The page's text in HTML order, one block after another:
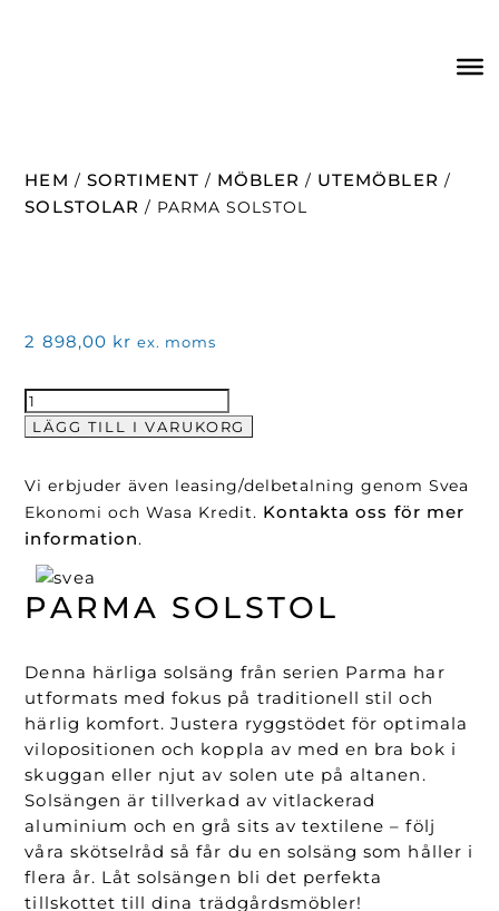
HEM / SORTIMENT / MÖBLER / UTEMÖBLER /
SOLSTOLAR / PARMA SOLSTOL
PARMA SOLSTOL
Denna härliga solsäng från serien Parma har
utformats med fokus på traditionell stil och
härlig komfort. Justera ryggstödet för optimala
vilopositionen och koppla av med en bra bok i
skuggan eller njut av solen ute på altanen.
Solsängen är tillverkad av vitlackerad
aluminium och en grå sits av textilene – följ
våra skötselråd så får du en solsäng som håller i
flera år. Låt solsängen bli det perfekta
tillskottet till dina trädgårdsmöbler!
2 898,00 kr ex. moms
Parma
Solstol
LÄGG TILL I VARUKORG
Vi erbjuder även leasing/delbetalning genom Svea
Ekonomi och Wasa Kredit. Kontakta oss för mer
information.